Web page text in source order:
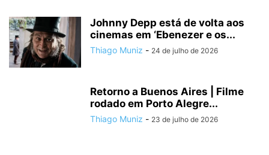
Johnny Depp está de volta aos
cinemas em ‘Ebenezer e os...
Thiago Muniz - 24 de julho de 2026
Retorno a Buenos Aires | Filme
rodado em Porto Alegre...
Thiago Muniz - 23 de julho de 2026